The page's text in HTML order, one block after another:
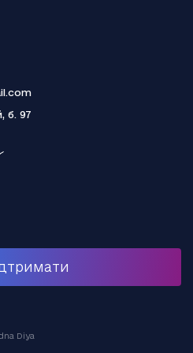
б. 97
Diya